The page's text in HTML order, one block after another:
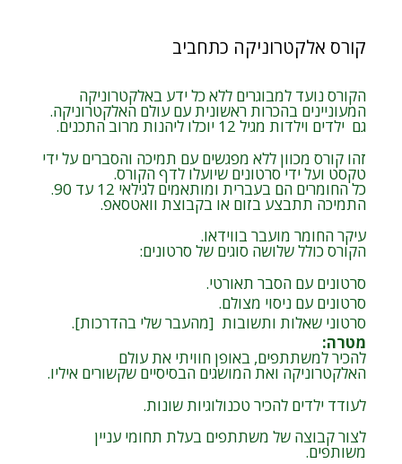
קורס אלקטרוניקה כתחביב
הקורס נועד למבוגרים ללא כל ידע באלקטרוניקה
המעוניינים בהכרות ראשונית עם עולם האלקטרוניקה.
גם ילדים וילדות מגיל 12 יוכלו ליהנות מרוב התכנים.
זהו קורס מכוון ללא מפגשים עם תמיכה והסברים על ידי
טקסט ועל ידי סרטונים שיועלו לדף הקורס.
כל החומרים הם בעברית ומותאמים לגילאי 12 עד 90.
התמיכה תתבצע בזום או בקבוצת וואטסאפ.
עיקר החומר מועבר בווידאו.
הקורס כולל שלושה סוגים של סרטונים:
סרטונים עם הסבר תאורטי.
סרטונים עם ניסוי מצולם.
סרטוני שאלות ותשובות [מהעבר שלי בהדרכות].
מטרה:
להכיר למשתתפים, באופן חוויתי את עולם
האלקטרוניקה ואת המושגים הבסיסיים שקשורים איליו.
לעודד ילדים להכיר טכנולוגיות שונות.
לצור קבוצה של משתתפים בעלת תחומי עניין
משותפים.